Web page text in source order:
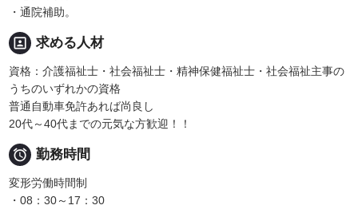
・通院補助。
portrait 求める人材
資格：介護福祉士・社会福祉士・精神保健福祉士・社会福祉主事の
うちのいずれかの資格
普通自動車免許あれば尚良し
20代～40代までの元気な方歓迎！！
 勤務時間
変形労働時間制
・08：30～17：30